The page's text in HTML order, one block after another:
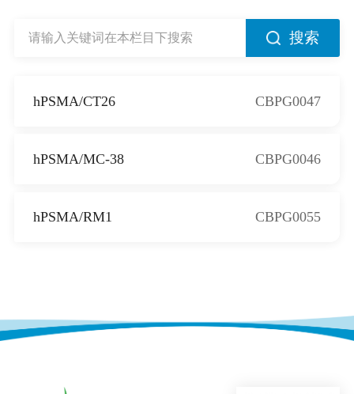
搜索
hPSMA/CT26 CBPG0047
hPSMA/MC-38 CBPG0046
hPSMA/RM1 CBPG0055